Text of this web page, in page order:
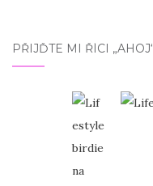
PŘIJĎTE MI ŘÍCI